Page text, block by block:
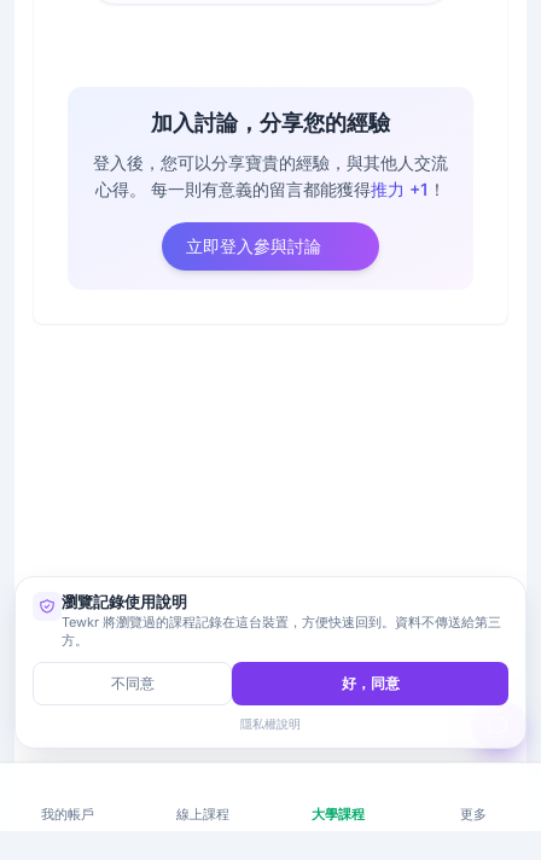
加入討論，分享您的經驗
登入後，您可以分享寶貴的經驗，與其他人交流
心得。
每一則有意義的留言都能獲得推力 +1 ！
立即登入參與討論
我的帳戶 線上課程 大學課程 更多
瀏覽記錄使用說明
Tewkr 將瀏覽過的課程記錄在這台裝置，方便快速回到。資料不傳送給第三
方。
不同意 好，同意
隱私權說明